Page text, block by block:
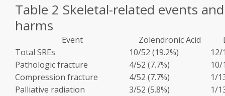
Table 2 Skeletal-related events
harms
Event Zolendronic Acid
Total SREs
10/52 (19.2%)
12/
Pathologic fracture
4/52 (7.7%)
10/
Compression fracture
4/52 (7.7%)
1/
Palliative radiation
3/52 (5.8%)
1/